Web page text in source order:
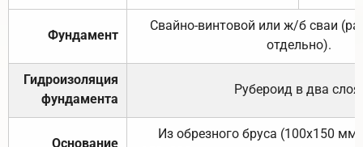
Фундамент
Свайно-винтовой или ж/б сваи
отдельно).
Гидроизоляция
фундамента
Рубероид в два слоя.
Основание
Из обрезного бруса (100х150